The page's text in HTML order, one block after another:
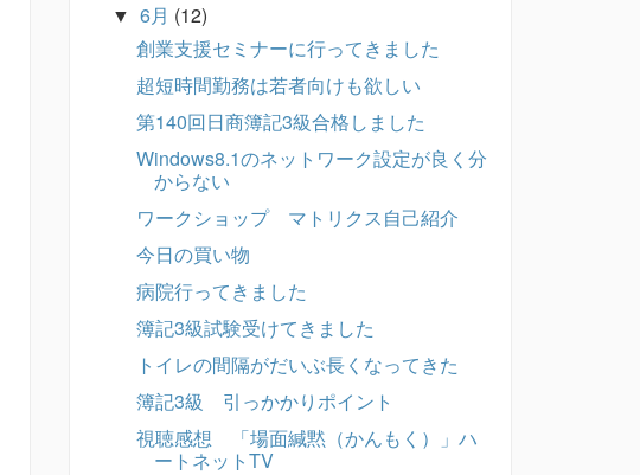
▼ 6月 (12)
創業支援セミナーに行ってきました
超短時間勤務は若者向けも欲しい
第140回日商簿記3級合格しました
Windows8.1のネットワーク設定が良く分
からない
ワークショップ マトリクス自己紹介
今日の買い物
病院行ってきました
簿記3級試験受けてきました
トイレの間隔がだいぶ長くなってきた
簿記3級 引っかかりポイント
視聴感想 「場面緘黙（かんもく）」ハ
ートネットTV